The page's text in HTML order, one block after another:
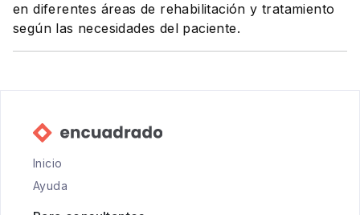
en diferentes áreas de rehabilitación y tratamiento
según las necesidades del paciente.
Inicio
Ayuda